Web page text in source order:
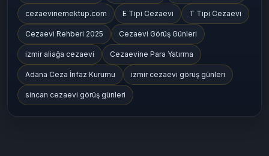
cezaevinemektup.com E Tipi Cezaevi T Tipi Cezaevi
Cezaevi Rehberi 2025 Cezaevi Görüş Günleri
izmir aliağa cezaevi Cezaevine Para Yatırma
Adana Ceza İnfaz Kurumu izmir cezaevi görüş günleri
sincan cezaevi görüş günleri